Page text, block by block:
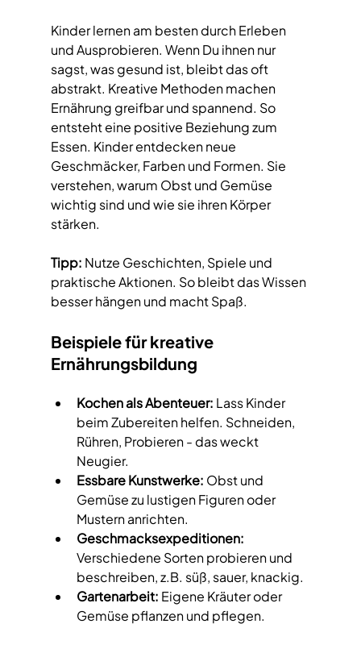
Kinder lernen am besten durch Erleben
und Ausprobieren. Wenn Du ihnen nur
sagst, was gesund ist, bleibt das oft
abstrakt. Kreative Methoden machen
Ernährung greifbar und spannend. So
entsteht eine positive Beziehung zum
Essen. Kinder entdecken neue
Geschmäcker, Farben und Formen. Sie
verstehen, warum Obst und Gemüse
wichtig sind und wie sie ihren Körper
stärken.
Tipp: Nutze Geschichten, Spiele und
praktische Aktionen. So bleibt das Wissen
besser hängen und macht Spaß.
Beispiele für kreative
Ernährungsbildung
Kochen als Abenteuer: Lass Kinder
beim Zubereiten helfen. Schneiden,
Rühren, Probieren - das weckt
Neugier.
Essbare Kunstwerke: Obst und
Gemüse zu lustigen Figuren oder
Mustern anrichten.
Geschmacksexpeditionen:
Verschiedene Sorten probieren und
beschreiben, z.B. süß, sauer, knackig.
Gartenarbeit: Eigene Kräuter oder
Gemüse pflanzen und pflegen.